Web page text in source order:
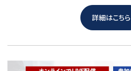
詳細はこちら